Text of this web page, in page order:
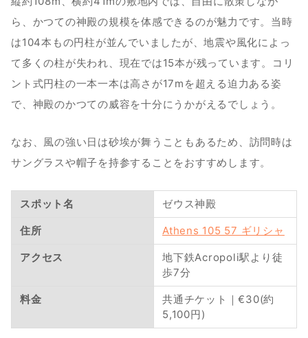
ら、かつての神殿の規模を体感できるのが魅力です。当時
は104本もの円柱が並んでいましたが、地震や風化によっ
て多くの柱が失われ、現在では15本が残っています。コリ
ント式円柱の一本一本は高さが17mを超える迫力ある姿
で、神殿のかつての威容を十分にうかがえるでしょう。
なお、風の強い日は砂埃が舞うこともあるため、訪問時は
サングラスや帽子を持参することをおすすめします。
スポット名 ゼウス神殿
住所 Athens 105 57 ギリシャ
アクセス
地下鉄Acropoli駅より徒
歩7分
料金
共通チケット｜€30(約
5,100円)